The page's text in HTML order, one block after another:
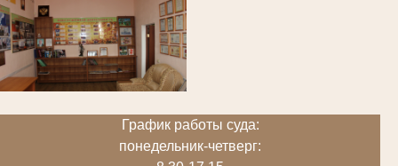
График работы суда:
понедельник-четверг: